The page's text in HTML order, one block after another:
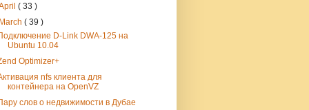
( 33 )
( 39 )
D-Link DWA-125 на
Ubuntu 10.04
Optimizer+
nfs клиента для
контейнера на OpenVZ
слов о недвижимости в Дубае